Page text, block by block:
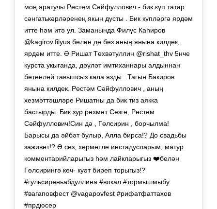
моң яратучы Рөстәм Сәйфуллович - бик күп татар
сәнгатькәрләренең якын дусты . Бик күпләргә ярдәм
итте һәм итә ул. Заманында Филүс Каһиров
@kagirov.filyus белән дә без аның янына килдек,
ярдәм итте. Ә Ришат Төхвәтуллин @rishat_thv 5нче
курста укыганда, дәүләт имтиханнары алдыннан
бөтенләй тавышсыз кала язды . Тагын Бакиров
янына килдек. Рөстәм Сәйфуллович , аның
хезмәттәшләре Ришатны да бик тиз аякка
бастырды. Бик зур рәхмәт Сезгә, Рөстәм
Сәйфуллович!Син дә , Гөлсирин , борчылма!
Барысы да әйбәт булыр, Алла бирса!? До свадьбы
заживет!? Ә сез, хөрмәтле инстадусларым, матур
комментарийларыгыз һәм лайкларыгыз ❤️белән
Гөлсирингә көч- куәт биреп торыгыз!?
#гульсиреньабдуллина #вокал #тормышмыбу
#вагаповфест @vagapovfest #рифатфаттахов
#прдюсер